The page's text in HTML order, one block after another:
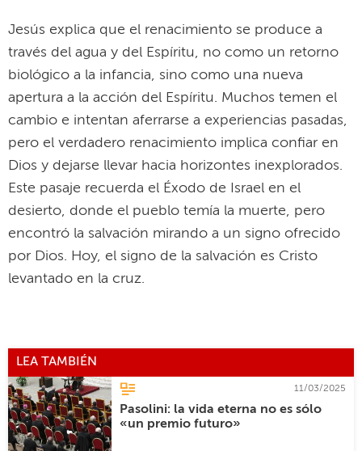
Jesús explica que el renacimiento se produce a
través del agua y del Espíritu, no como un retorno
biológico a la infancia, sino como una nueva
apertura a la acción del Espíritu. Muchos temen el
cambio e intentan aferrarse a experiencias pasadas,
pero el verdadero renacimiento implica confiar en
Dios y dejarse llevar hacia horizontes inexplorados.
Este pasaje recuerda el Éxodo de Israel en el
desierto, donde el pueblo temía la muerte, pero
encontró la salvación mirando a un signo ofrecido
por Dios. Hoy, el signo de la salvación es Cristo
levantado en la cruz.
LEA TAMBIÉN
11/03/2025
Pasolini: la vida eterna no es sólo
«un premio futuro»